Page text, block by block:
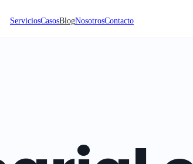
ServiciosCasosBlogNosotrosContacto